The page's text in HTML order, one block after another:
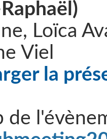
Loïca
Viel
la
de